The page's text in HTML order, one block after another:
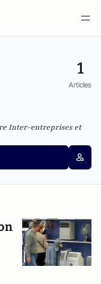
1
Articles
Inter-entreprises et